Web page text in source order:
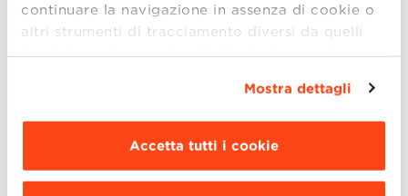
continuare la navigazione in assenza di cookie o
altri strumenti di tracciamento diversi da quelli
tecnici semplicemente chiudendo il presente
Dettagli ”. Per
modificare le impostazioni di navigazione e
scegliere le funzionalità, le terze parti e i cookie
Mostra dettagli
Accetta tutti i cookie
Emanuele Bajo, Data Science and
Business Analytics con Claudio Sartori,
Digital Technology and Innovation
Management con Maurizio Gabbrielli
Massimiliano Marzo
Dalle 17:30 alle 18:30: